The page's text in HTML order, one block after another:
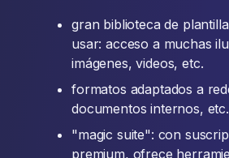
gran biblioteca de
usar: acceso a muchas
imágenes, videos, etc.
formatos adaptados a
documentos internos, etc.
"magic suite": con
premium, ofrece